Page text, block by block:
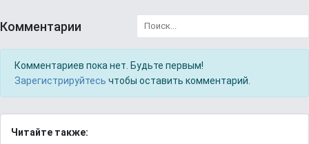
Комментарии
Комментариев пока нет. Будьте первым!
Зарегистрируйтесь чтобы оставить комментарий.
Читайте также: